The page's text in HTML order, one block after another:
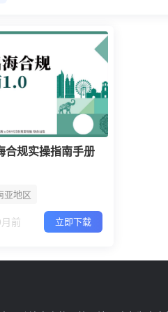
合规实操指南手册
亚地区
月前 立即下载